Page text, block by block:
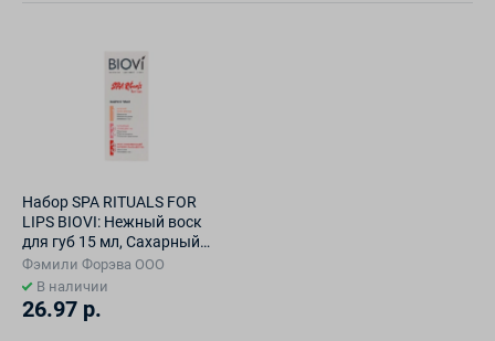
Набор SPA RITUALS FOR
LIPS BIOVI: Нежный воск
для губ 15 мл, Сахарный
скраб для губ 15 г,
Восстанавливающий
бальзам-маска для губ 15
мл
Фэмили Форэва ООО
В наличии
26.97 р.